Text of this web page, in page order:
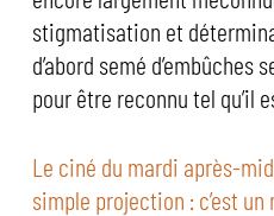
stigmatisation et
d’abord semé
pour être reconnu tel qu’il
Le ciné du mardi après-
simple projection : c’est